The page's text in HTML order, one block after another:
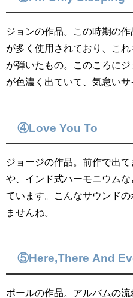
ジョンの作品。この時期の
が多く使用されており、こ
が弾いたもの。このころに
が色濃く出ていて、気怠いサ
④Love You To
ジョージの作品。前作で出
や、インド式ハーモニウム
ています。こんなサウンド
ませんね。
⑤Here,There And
ポールの作品。アルバムの